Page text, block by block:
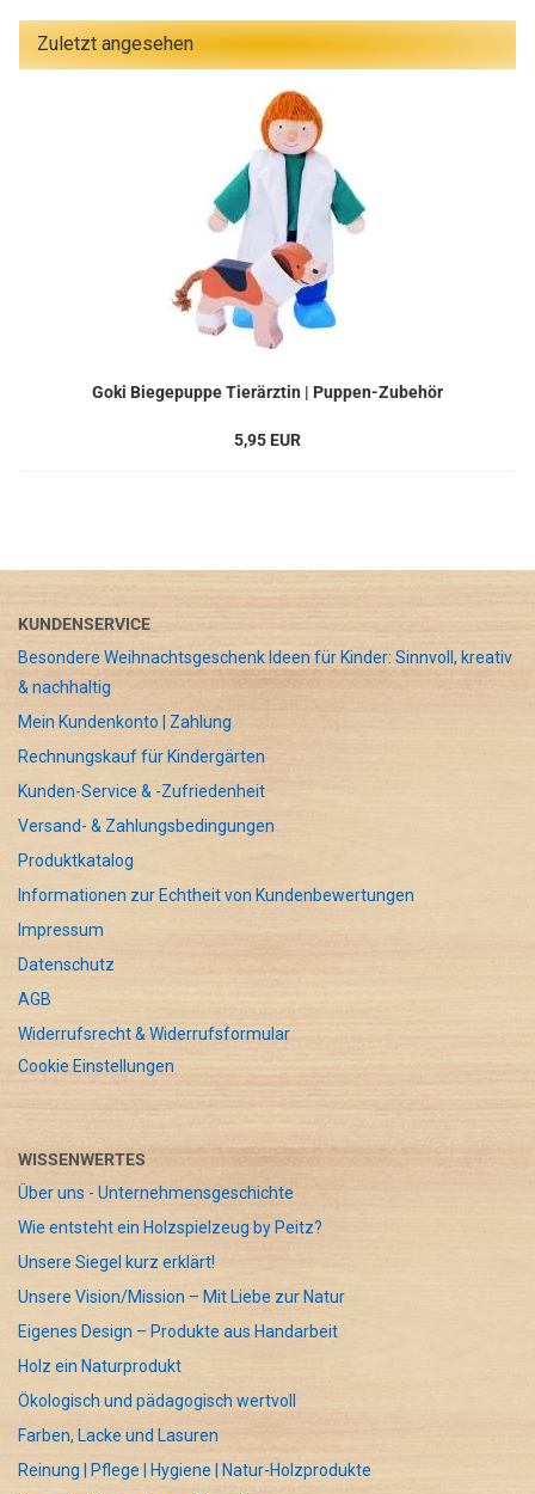
Zuletzt angesehen
Goki Biegepuppe Tierärztin | Puppen-Zubehör
5,95 EUR
KUNDENSERVICE
Besondere Weihnachtsgeschenk Ideen für Kinder: Sinnvoll, kreativ
& nachhaltig
Mein Kundenkonto | Zahlung
Rechnungskauf für Kindergärten
Kunden-Service & -Zufriedenheit
Versand- & Zahlungsbedingungen
Produktkatalog
Informationen zur Echtheit von Kundenbewertungen
Impressum
Datenschutz
AGB
Widerrufsrecht & Widerrufsformular
Cookie Einstellungen
WISSENWERTES
Über uns - Unternehmensgeschichte
Wie entsteht ein Holzspielzeug by Peitz?
Unsere Siegel kurz erklärt!
Unsere Vision/Mission – Mit Liebe zur Natur
Eigenes Design – Produkte aus Handarbeit
Holz ein Naturprodukt
Ökologisch und pädagogisch wertvoll
Farben, Lacke und Lasuren
Reinung | Pflege | Hygiene | Natur-Holzprodukte